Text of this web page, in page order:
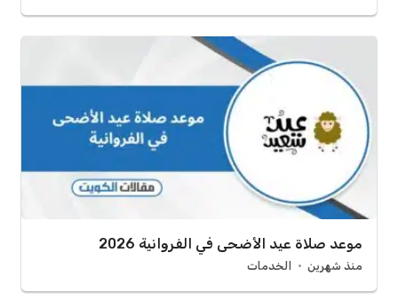
موعد صلاة عيد الأضحى في الفروانية 2026
منذ شهرين الخدمات